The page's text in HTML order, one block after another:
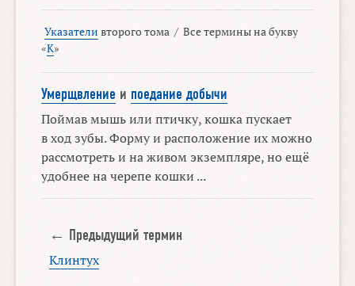
Указатели второго тома / Все термины на букву
«К»
Умерщвление и поедание добычи
Поймав мышь или птичку, кошка пускает
в ход зубы. Форму и расположение их можно
рассмотреть и на живом экземпляре, но ещё
удобнее на черепе кошки ...
← Предыдущий термин
Клинтух